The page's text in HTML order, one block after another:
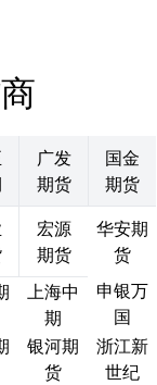
广发
期货
国金
期货
宏源
期货
华安期
货
上海中
期
申银万
国
银河期
货
浙江新
世纪